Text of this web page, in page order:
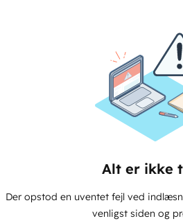
Alt er ikke
Der opstod en uventet fejl ved
venligst siden og